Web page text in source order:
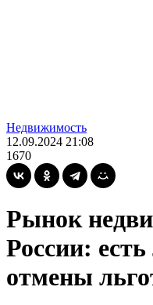
Недвижимость
12.09.2024 21:08
1670
Рынок
России:
отмены